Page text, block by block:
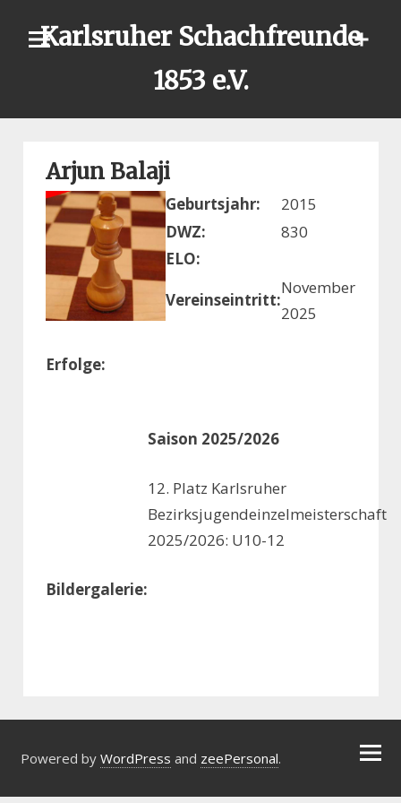
Karlsruher Schachfreunde
1853 e.V.
Arjun Balaji
Geburtsjahr:
2015
DWZ:
830
ELO:
Vereinseintritt:
November
2025
Erfolge:
Saison 2025/2026
12. Platz Karlsruher
Bezirksjugendeinzelmeisterschaft
2025/2026: U10-12
Bildergalerie:
Powered by WordPress and zeePersonal.